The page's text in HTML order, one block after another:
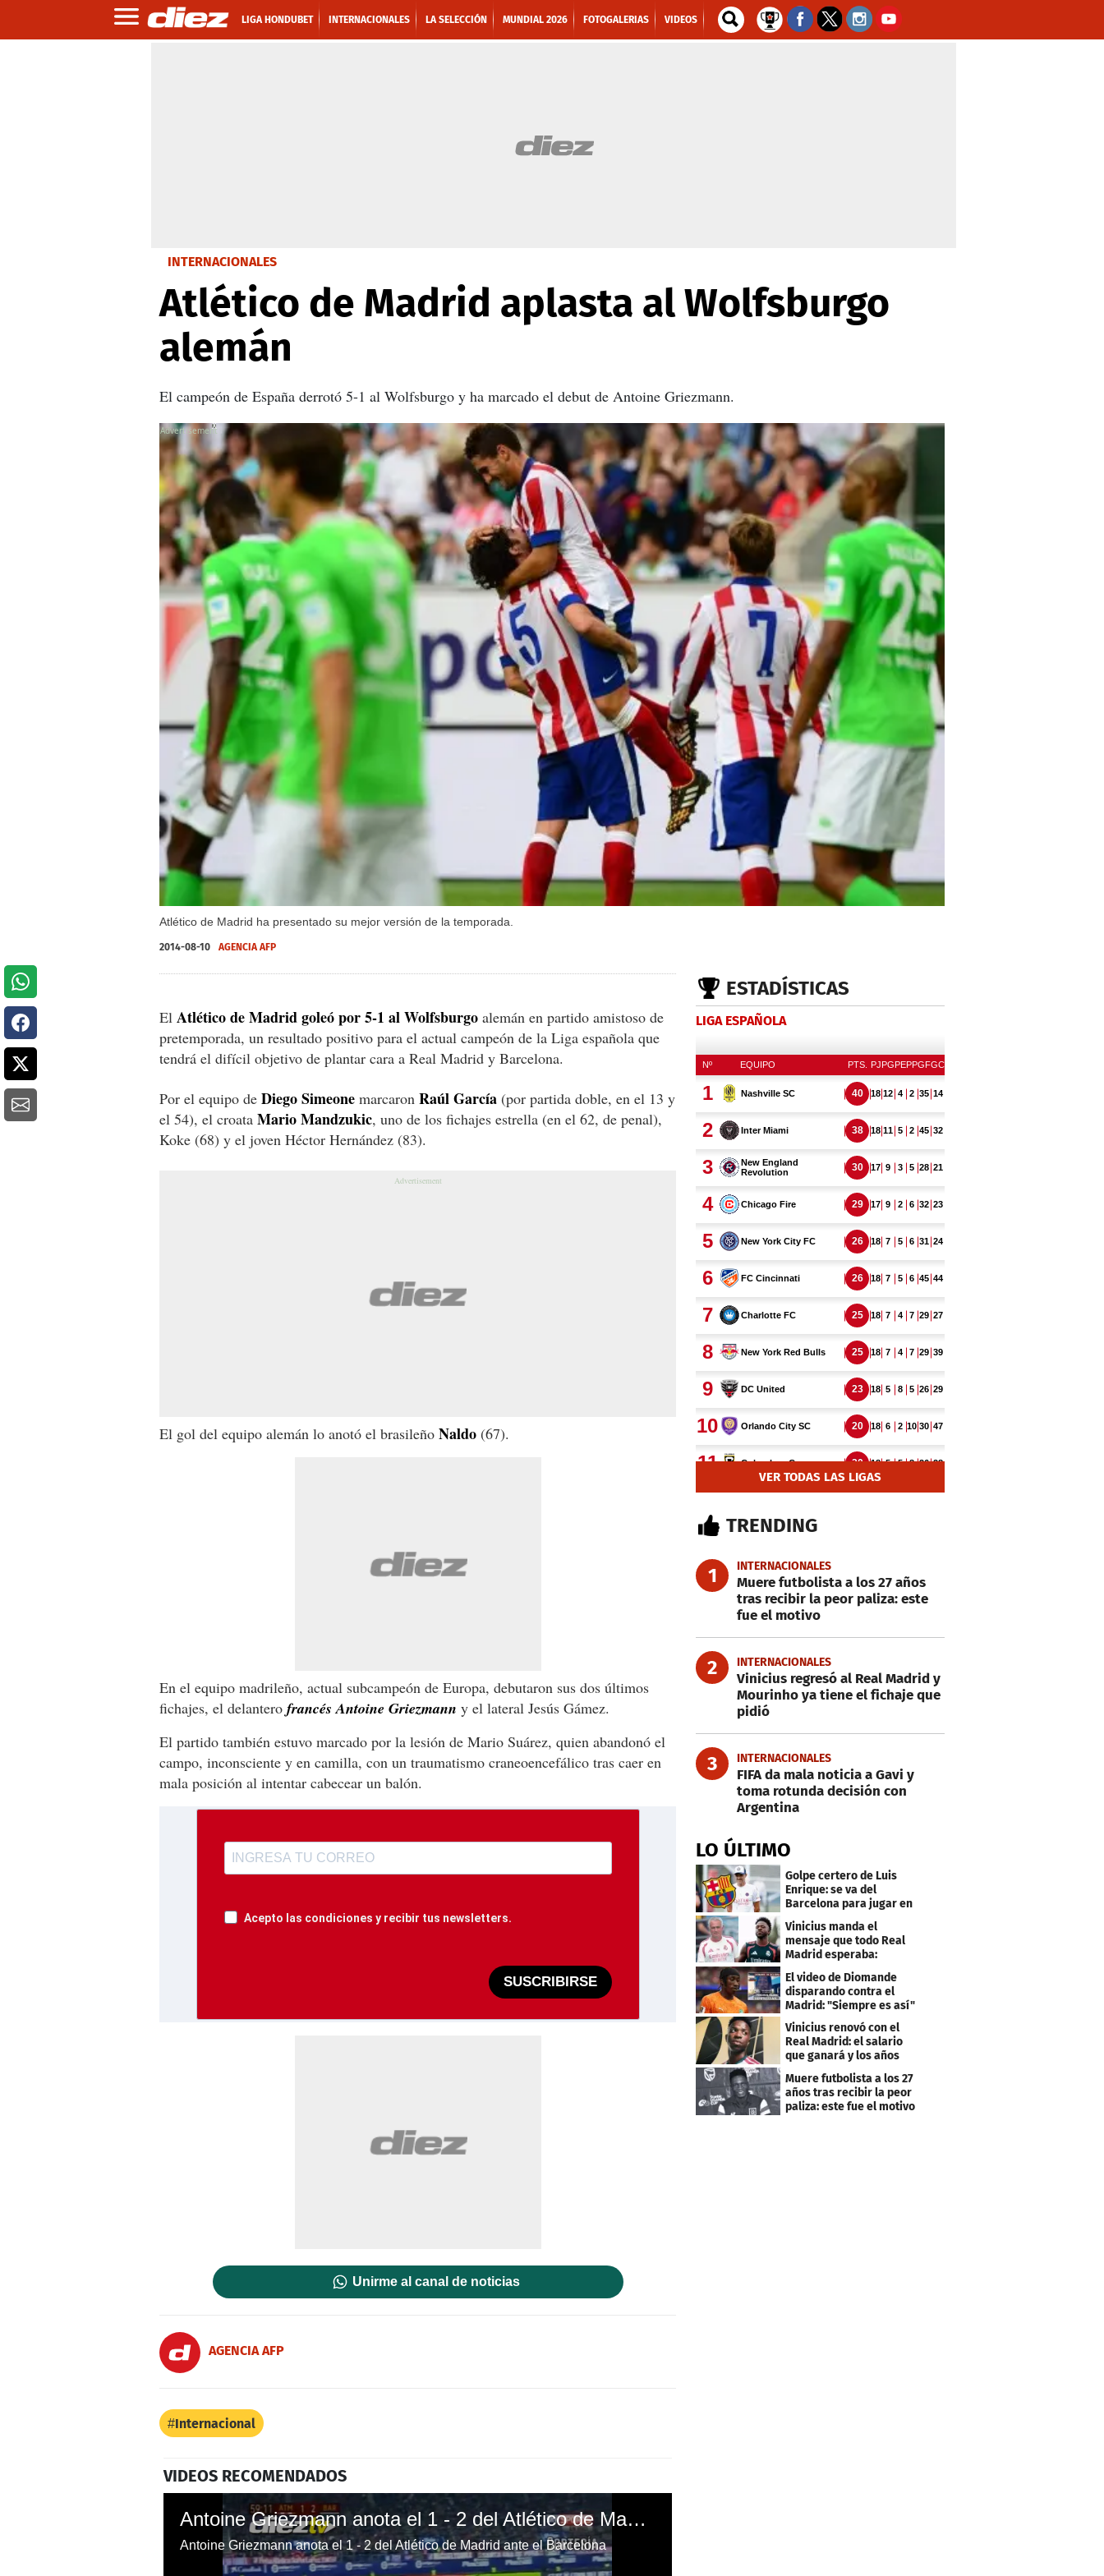
LIGA HONDUBET INTERNACIONALES LA SELECCIÓN MUNDIAL 2026 FOTOGALERIAS VIDEOS
INTERNACIONALES
Atlético de Madrid aplasta al Wolfsburgo
alemán
El campeón de España derrotó 5-1 al Wolfsburgo y ha marcado el debut de Antoine Griezmann.
Atlético de Madrid ha presentado su mejor versión de la temporada.
X
2014-08-10 AGENCIA AFP
El Atléticode Madrid goleó por 5-1 al Wolfsburgo alemán en partido amistoso de
pretemporada, un resultado positivo para el actual campeón de la Liga española que
tendrá el difícil objetivo de plantar cara a Real Madrid y Barcelona.
Por el equipo de Diego Simeone marcaron Raúl García (por partida doble, en el 13 y
el 54), el croata Mario Mandzukic, uno de los fichajes estrella (en el 62, de penal),
Koke (68) y el joven Héctor Hernández (83).
El gol del equipo alemán lo anotó el brasileño Naldo (67).
En el equipo madrileño, actual subcampeón de Europa, debutaron sus dos últimos
fichajes, el delantero francés Antoine Griezmann y el lateral Jesús Gámez.
El partido también estuvo marcado por la lesión de Mario Suárez, quien abandonó el
campo, inconsciente y en camilla, con un traumatismo craneoencefálico tras caer en
mala posición al intentar cabecear un balón.
Acepto las condiciones y recibir tus newsletters.
SUSCRIBIRSE
Unirme al canal de noticias
AGENCIA AFP
Internacional
VIDEOS RECOMENDADOS
Antoine Griezmann anota el 1 - 2 del Atlético de Madrid ante el Barcelona
Antoine Griezmann anota el 1 - 2 del Atlético de Madrid ante el Barcelona
ESTADÍSTICAS
LIGA ESPAÑOLA
VER TODAS LAS LIGAS
TRENDING
1 INTERNACIONALES
Muere futbolista a los 27 años
tras recibir la peor paliza: este
fue el motivo
2 INTERNACIONALES
Vinicius regresó al Real Madrid y
Mourinho ya tiene el fichaje que
pidió
3 INTERNACIONALES
FIFA da mala noticia a Gavi y
toma rotunda decisión con
Argentina
LO ÚLTIMO
Golpe certero de Luis
Enrique: se va del
Barcelona para jugar en
el PSG
Vinicius manda el
mensaje que todo Real
Madrid esperaba:
"Mourinho..."
El video de Diomande
disparando contra el
Madrid: "Siempre es así"
Vinicius renovó con el
Real Madrid: el salario
que ganará y los años
Muere futbolista a los 27
años tras recibir la peor
paliza: este fue el motivo